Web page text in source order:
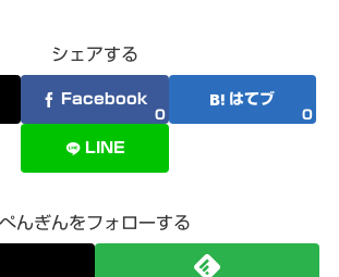
シェアする
Facebook
0
はてブ
0
LINE
ぺんぎんをフォローする